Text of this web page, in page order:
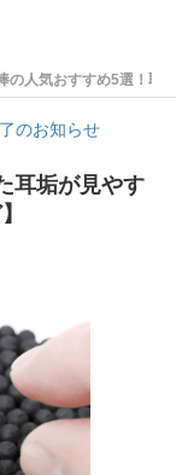
の人気おすすめ5選！取
のお知らせ
耳垢が見やす